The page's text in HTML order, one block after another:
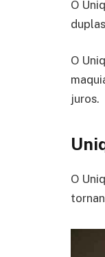
O
O
juros.
O